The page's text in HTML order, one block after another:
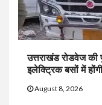
उत्तराखंड रोडवेज की
इलेक्ट्रिक बसों में
August 8, 2026